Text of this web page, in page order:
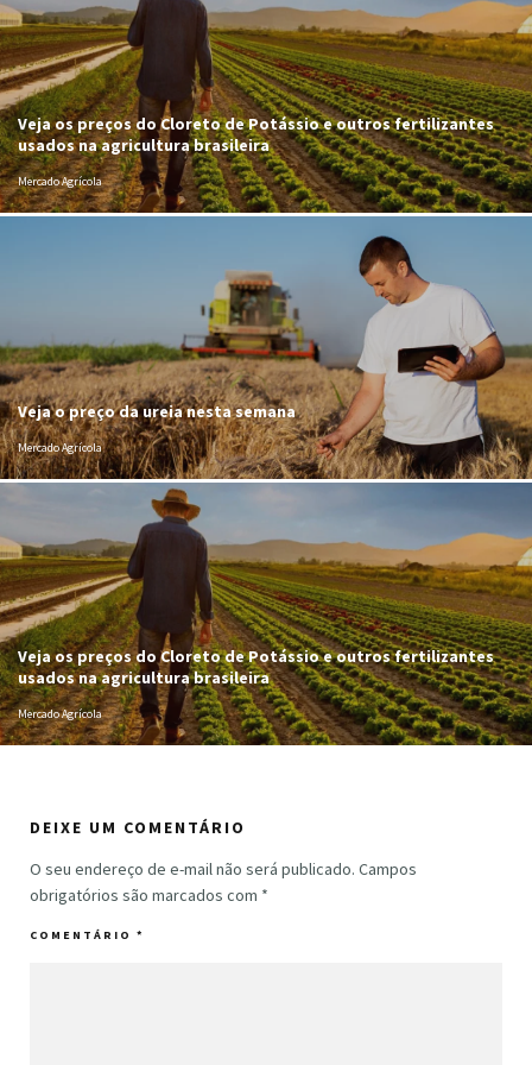
Veja os preços do Cloreto de Potássio e outros fertilizantes
usados na agricultura brasileira
Mercado Agrícola
Veja o preço da ureia nesta semana
Mercado Agrícola
Veja os preços do Cloreto de Potássio e outros fertilizantes
usados na agricultura brasileira
Mercado Agrícola
DEIXE UM COMENTÁRIO
O seu endereço de e-mail não será publicado. Campos
obrigatórios são marcados com *
COMENTÁRIO *